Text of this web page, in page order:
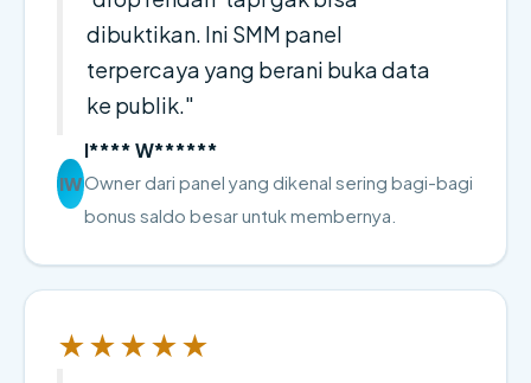
dibuktikan. Ini SMM panel
terpercaya yang berani buka data
ke publik."
IW
I**** W******
Owner dari panel yang dikenal sering bagi-bagi
bonus saldo besar untuk membernya.
★★★★★